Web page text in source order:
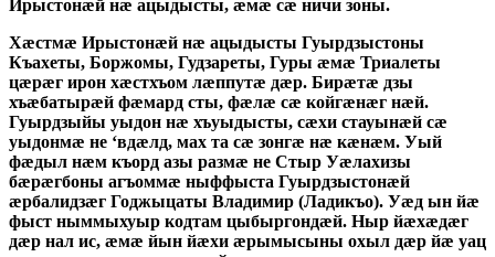
Ирыстонӕй нӕ ацыдысты, ӕмӕ сӕ ничи зоны.
Хӕстмӕ Ирыстонӕй нӕ ацыдысты Гуырдзыстоны
Къахеты, Боржомы, Гудзареты, Гуры ӕмӕ Триалеты
цӕрӕг ирон хӕстхъом лӕппутӕ дӕр. Бирӕтӕ дзы
хъӕбатырӕй фӕмард сты, фӕлӕ сӕ койгӕнӕг нӕй.
Гуырдзыйы уыдон нӕ хъуыдысты, сӕхи стауынӕй сӕ
уыдонмӕ не ‘вдӕлд, мах та сӕ зонгӕ нӕ кӕнӕм. Уый
фӕдыл нӕм къорд азы размӕ не Стыр Уӕлахизы
бӕрӕгбоны агъоммӕ ныффыста Гуырдзыстонӕй
ӕрбалидзӕг Годжыцаты Владимир (Ладикъо). Уӕд ын йӕ
фыст ныммыхуыр кодтам цыбыргондӕй. Ныр йӕхӕдӕг
дӕр нал ис, ӕмӕ йын йӕхи ӕрымысыны охыл дӕр йӕ уац